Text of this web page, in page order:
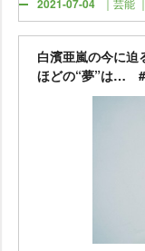
2021-07-04 ｜芸能 ｜
白濱亜嵐の今に
ほどの“夢”は… #